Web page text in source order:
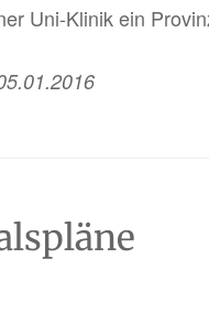
Uni-Kli­nik ein